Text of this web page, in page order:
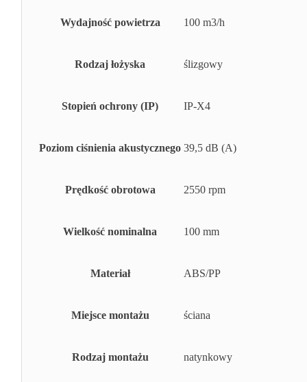
Wydajność powietrza 100 m3/h
Rodzaj łożyska ślizgowy
Stopień ochrony (IP) IP-X4
Poziom ciśnienia akustycznego 39,5 dB (A)
Prędkość obrotowa 2550 rpm
Wielkość nominalna 100 mm
Materiał ABS/PP
Miejsce montażu ściana
Rodzaj montażu natynkowy